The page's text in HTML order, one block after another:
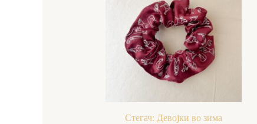
Стегач: Девојки во зима
400,00 ден.